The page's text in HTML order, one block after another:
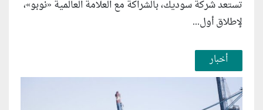
تستعد شركة سوديك، بالشراكة مع العلامة العالمية «نوبو»،
لإطلاق أول...
أخبار